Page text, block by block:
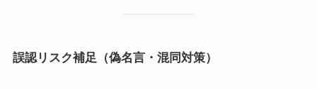
誤認リスク補足（偽名言・混同対策）